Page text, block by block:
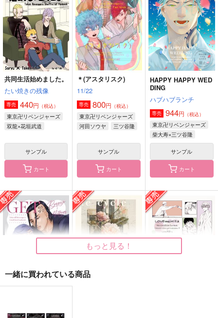
990円（税込）
爆豪勝己×切島鋭児郎
サンプル
作品詳細
900円（税込）
アイノ
サンプル
作品詳細
472円 （税込）
陸奥守吉行×肥前忠広
サンプル
作品詳細
のカイザーに3年かけ
て丸め込まれる(？)話
いちごはちみつ
1,100円（税込）
カイザー×潔世一
Curran Colon
1,887円（税込）
柴登吾×六平千鉱
サンプル
誌 vol.03
Curran Colon
300円（税込）
柴登吾×六平千鉱
共同生活始めました。
たい焼きの残像
専売 440円 （税込）
東京卍リベンジャーズ
双龍×花垣武道
サンプル
カート
＊(アスタリスク)
11/22
専売 800円 （税込）
東京卍リベンジャーズ
河田ソウヤ
三ツ谷隆
サンプル
カート
HAPPY HAPPY WED
DING
ハブハブランチ
専売 944円 （税込）
東京卍リベンジャーズ
柴大寿×三ツ谷隆
サンプル
カート
もっと見る！
一緒に買われている商品